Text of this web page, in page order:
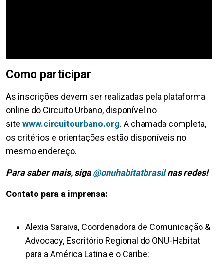
Como participar
As inscrições devem ser realizadas pela plataforma
online do Circuito Urbano, disponível no
site www.circuitourbano.org. A chamada completa,
os critérios e orientações estão disponíveis no
mesmo endereço.
Para saber mais, siga@onuhabitatbrasilnas redes!
Contato para a imprensa:
Alexia Saraiva, Coordenadora de Comunicação &
Advocacy, Escritório Regional do ONU-Habitat
para a América Latina e o Caribe: